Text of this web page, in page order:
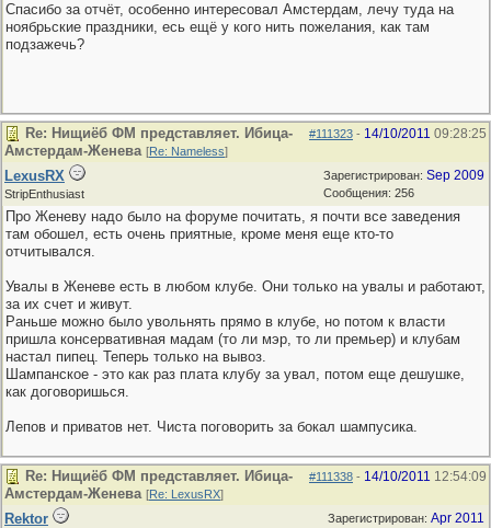
Спасибо за отчёт, особенно интересовал Амстердам, лечу туда на
ноябрьские праздники, есь ещё у кого нить пожелания, как там
подзажечь?
#111323 - 14/10/2011 09:28:25
Re: Нищиёб ФМ представляет. Ибица-
Амстердам-Женева [Re: Nameless]
Зарегистрирован: Sep 2009
Сообщения: 256
LexusRX
StripEnthusiast
Про Женеву надо было на форуме почитать, я почти все заведения
там обошел, есть очень приятные, кроме меня еще кто-то
отчитывался.
Увалы в Женеве есть в любом клубе. Они только на увалы и работают,
за их счет и живут.
Раньше можно было увольнять прямо в клубе, но потом к власти
пришла консервативная мадам (то ли мэр, то ли премьер) и клубам
настал пипец. Теперь только на вывоз.
Шампанское - это как раз плата клубу за увал, потом еще дешушке,
как договоришься.
Лепов и приватов нет. Чиста поговорить за бокал шампусика.
#111338 - 14/10/2011 12:54:09
Re: Нищиёб ФМ представляет. Ибица-
Амстердам-Женева [Re: LexusRX]
Зарегистрирован: Apr 2011
Rektor